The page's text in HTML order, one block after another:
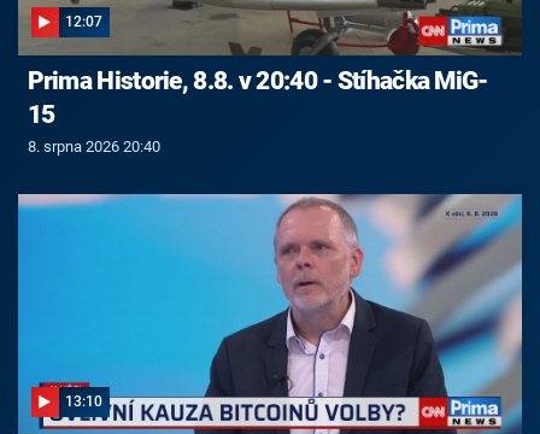
12:07
Prima Historie, 8.8. v 20:40 - Stíhačka MiG-
15
8. srpna 2026 20:40
13:10